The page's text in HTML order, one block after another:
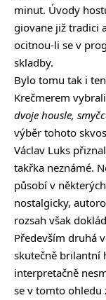
minut. Úvody
giovane již tradici
ocitnou-li se v
skladby.
Bylo tomu tak i
Krečmerem
dvoje housle,
výběr tohoto
Václav Luks
takřka neznámé.
působí v
nostalgicky,
rozsah však
Především druhá
skutečně brilantní
interpretačně
se v tomto ohledu